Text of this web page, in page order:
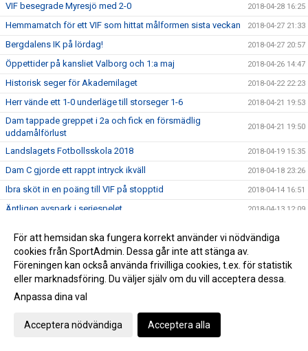
VIF besegrade Myresjö med 2-0 2018-04-28 16:25
Hemmamatch för ett VIF som hittat målformen sista veckan 2018-04-27 21:33
Bergdalens IK på lördag! 2018-04-27 20:57
Öppettider på kansliet Valborg och 1:a maj 2018-04-26 14:47
Historisk seger för Akademilaget 2018-04-22 22:23
Herr vände ett 1-0 underläge till storseger 1-6 2018-04-21 19:53
Dam tappade greppet i 2a och fick en försmädlig
uddamålförlust
2018-04-21 19:50
Landslagets Fotbollsskola 2018 2018-04-19 15:35
Dam C gjorde ett rappt intryck ikväll 2018-04-18 23:26
Ibra sköt in en poäng till VIF på stopptid 2018-04-14 16:51
Äntligen avspark i seriespelet 2018-04-13 12:09
Helt klart att Håkan blir huvudtränare för VIF Dam
Succé igen, breddturneringens charm står sig över tid 2018-03-20 22:39
Då var det dags att sparka igång Breddturneringen
SM-dagarna avslutades med optimal glädje
Vimmerby Sparbank och Vimmerby IF arrangerar återigen
För att hemsidan ska fungera korrekt använder vi nödvändiga
cookies från SportAdmin. Dessa går inte att stänga av.
Föreningen kan också använda frivilliga cookies, t.ex. för statistik
eller marknadsföring. Du väljer själv om du vill acceptera dessa.
Anpassa dina val
Acceptera nödvändiga Acceptera alla